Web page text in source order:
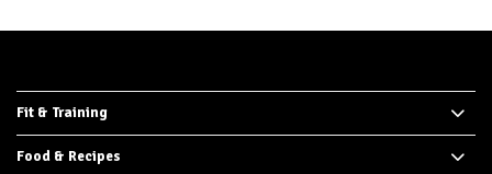
Fit & Training
Food & Recipes